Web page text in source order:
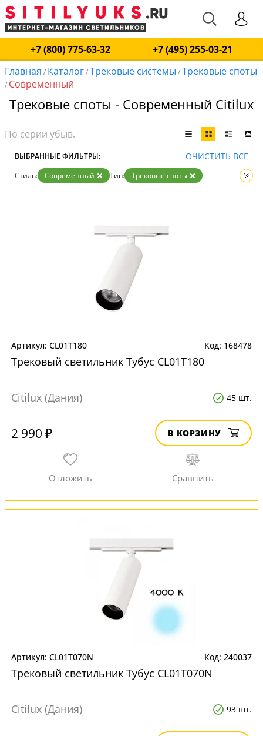
+7 (800) 775-63-32
+7 (495) 255-03-21
Главная / Каталог/Трековые системы /Трековые споты
/ Современный
Трековые споты - Современный Citilux
ВЫБРАННЫЕ ФИЛЬТРЫ: ОЧИСТИТЬ ВСЕ
Стиль: Современный Тип:
Трековые споты
Вид:
Трековые системы
CL01T180 168478
Трековый светильник Тубус CL01T180
Citilux (Дания) 45 шт.
2 990 ₽ В КОРЗИНУ
CL01T070N 240037
Трековый светильник Тубус CL01T070N
Citilux (Дания) 93 шт.